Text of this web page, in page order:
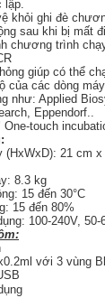
lập.
khỏi ghi đè
sau khi bị mất
chương trình
giúp có thể
của các dòng
như: Applied
Eppendorf..
touch
21 cm x
8.3 kg
15 đến 30°C
15 đến 80%
100-240V, 50-
với 3 vùng